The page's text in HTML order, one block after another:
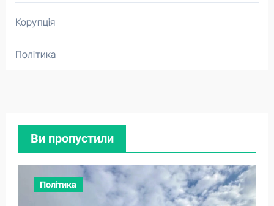
Корупція
Політика
Ви пропустили
Політика